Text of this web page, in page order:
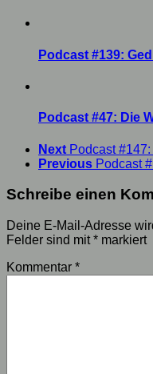
Podcast #139:
Podcast #47: Die
Next Podcast
Previous Podcast
Schreibe einen
Deine E-Mail-Adresse
Felder sind mit* markiert
Kommentar *